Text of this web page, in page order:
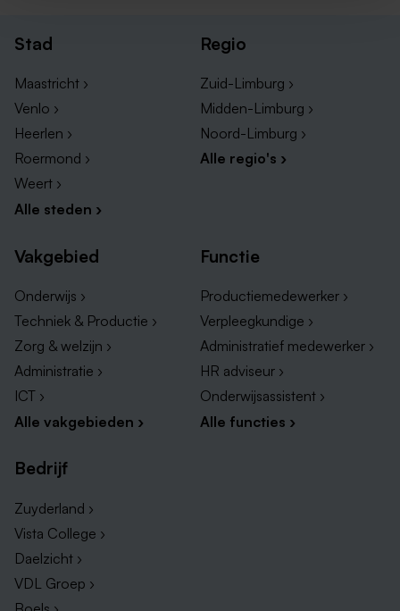
Stad
Maastricht ›
Venlo ›
Heerlen ›
Roermond ›
Weert ›
Alle steden ›
Regio
Zuid-Limburg ›
Midden-Limburg ›
Noord-Limburg ›
Alle regio's ›
Vakgebied
Onderwijs ›
Techniek & Productie ›
Zorg & welzijn ›
Administratie ›
ICT ›
Alle vakgebieden ›
Functie
Productiemedewerker ›
Verpleegkundige ›
Administratief medewerker ›
HR adviseur ›
Onderwijsassistent ›
Alle functies ›
Bedrijf
Zuyderland ›
Vista College ›
Daelzicht ›
VDL Groep ›